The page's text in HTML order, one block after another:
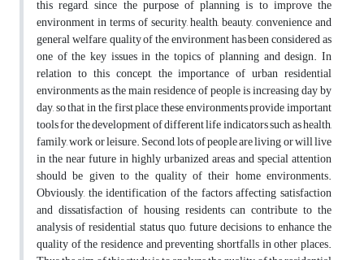
this regard, since the purpose of planning is to improve the
environment in terms of security, health, beauty, convenience and
general welfare, quality of the environment has been considered as
one of the key issues in the topics of planning and design. In
relation to this concept, the importance of urban residential
environments as the main residence of people is increasing day by
day, so that in the first place these environments provide important
tools for the development of different life indicators such as health,
family, work or leisure. Second, lots of people are living or will live
in the near future in highly urbanized areas and special attention
should be given to the quality of their home environments.
Obviously, the identification of the factors affecting satisfaction
and dissatisfaction of housing residents can contribute to the
analysis of residential status quo, future decisions to enhance the
quality of the residence and preventing shortfalls in other places.